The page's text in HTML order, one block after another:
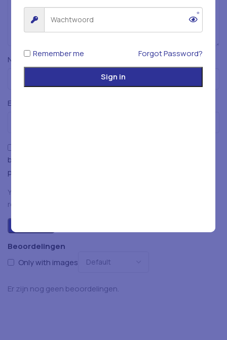
Beoordelingen
Only with images
Er zijn nog geen beoordelingen.
Naam*
E-mail
browser voor de volgende keer wanneer ik een reactie
plaats.
You have to be logged in to be able to add photos to your
review.
Remember me Forgot Password?
Sign in